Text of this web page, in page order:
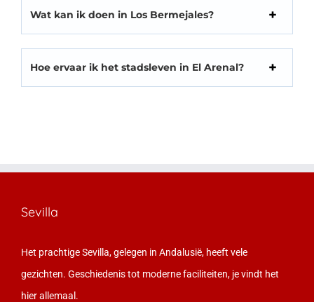
Wat kan ik doen in Los Bermejales?
Hoe ervaar ik het stadsleven in El Arenal?
Sevilla
Het prachtige Sevilla, gelegen in Andalusië, heeft vele
gezichten. Geschiedenis tot moderne faciliteiten, je vindt het
hier allemaal.